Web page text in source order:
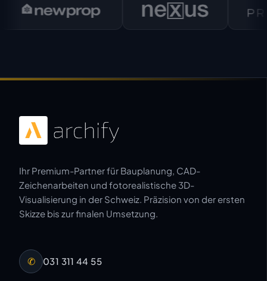
Ihr Premium-Partner für Bauplanung, CAD-
Zeichenarbeiten und fotorealistische 3D-
Visualisierung in der Schweiz. Präzision von der ersten
Skizze bis zur finalen Umsetzung.
✆ 031 311 44 55